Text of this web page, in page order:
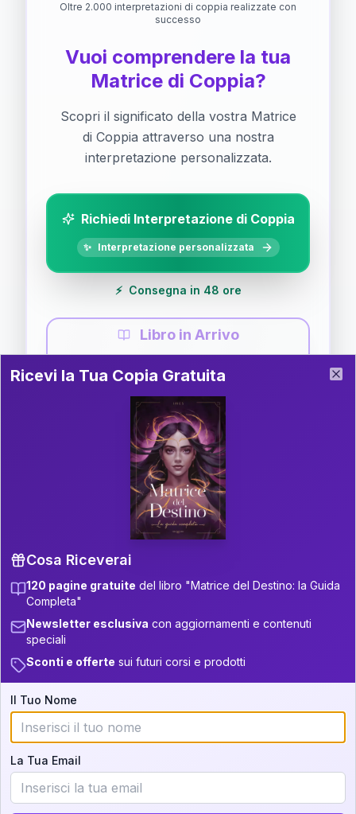
Oltre 2.000 interpretazioni di coppia realizzate con
successo
Vuoi comprendere la tua
Matrice di Coppia?
Scopri il significato della vostra Matrice
di Coppia attraverso una nostra
interpretazione personalizzata.
Richiedi Interpretazione di Coppia
✨ Interpretazione personalizzata
⚡ Consegna in 48 ore
Libro in Arrivo
Guida completa di Coppia
Il libro è in fase di scrittura. Iscriviti alla newsletter
per ricevere aggiornamenti!
P.S. Interpretazione parziale
gratuita
Scorri più in basso per vedere
un'interpretazione parziale gratuita della tua
Iscriviti alla newsletter per ricevere
aggiornamenti quando sarà disponibile.
Cosa scoprirete nella vostra
interpretazione:
💕 Come rafforzare la vostra unione
Ricevi la Tua Copia Gratuita del Libro
Ricevi la Tua Copia Gratuita
Cosa Riceverai
120 pagine gratuite del libro "Matrice del Destino: la Guida
Completa"
Newsletter esclusiva con aggiornamenti e contenuti
speciali
Sconti e offerte sui futuri corsi e prodotti
Il Tuo Nome
La Tua Email